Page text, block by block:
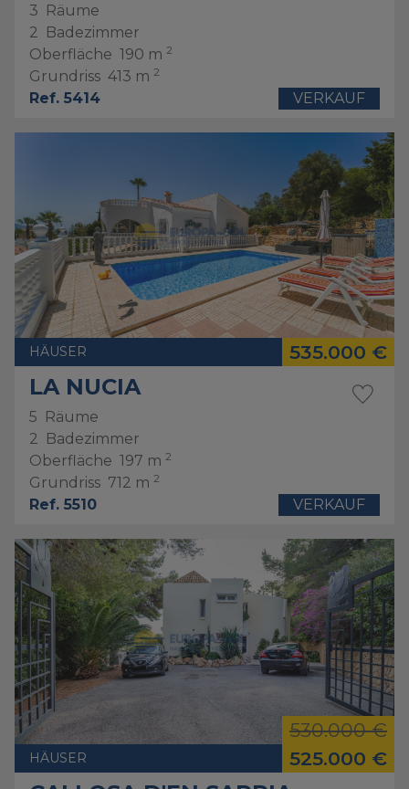
3 Räume
2
Badezimmer
Oberfläche 190 m 2
Grundriss 413 m 2
Ref. 5414 VERKAUF
HÄUSER 535.000 €
LA NUCIA
5 Räume
2
Badezimmer
Oberfläche 197 m 2
Grundriss 712 m 2
Ref. 5510 VERKAUF
HÄUSER 525.000 €
530.000 €